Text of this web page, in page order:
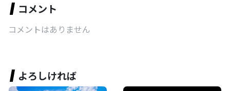
コメント
コメントはありません
よろしければ